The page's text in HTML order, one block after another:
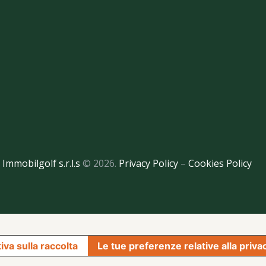
Immobilgolf s.r.l.s © 2026. Privacy Policy – Cookies Policy
sulla raccolta Le tue preferenze relative alla